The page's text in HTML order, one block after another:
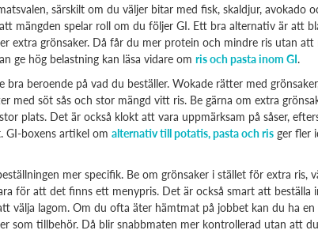
särskilt om du väljer bitar med fisk, skaldjur, avokado
mängden spelar roll om du följer GI. Ett bra alternativ är att
extra grönsaker. Då får du mer protein och mindre ris utan
ge hög belastning kan läsa vidare om ris och pasta inom GI.
bra beroende på vad du beställer. Wokade rätter med
med söt sås och stor mängd vitt ris. Be gärna om extra
plats. Det är också klokt att vara uppmärksam på såser,
GI-boxens artikel om alternativ till potatis, pasta och ris ger fler
mer specifik. Be om grönsaker i stället för extra ris,
för att det finns ett menypris. Det är också smart att beställa
välja lagom. Om du ofta äter hämtmat på jobbet kan du ha en
som tillbehör. Då blir snabbmaten mer kontrollerad utan att